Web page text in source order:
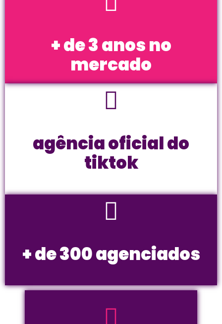
+ de 3 anos no
mercado
agência oficial do
tiktok
+ de 300 agenciados